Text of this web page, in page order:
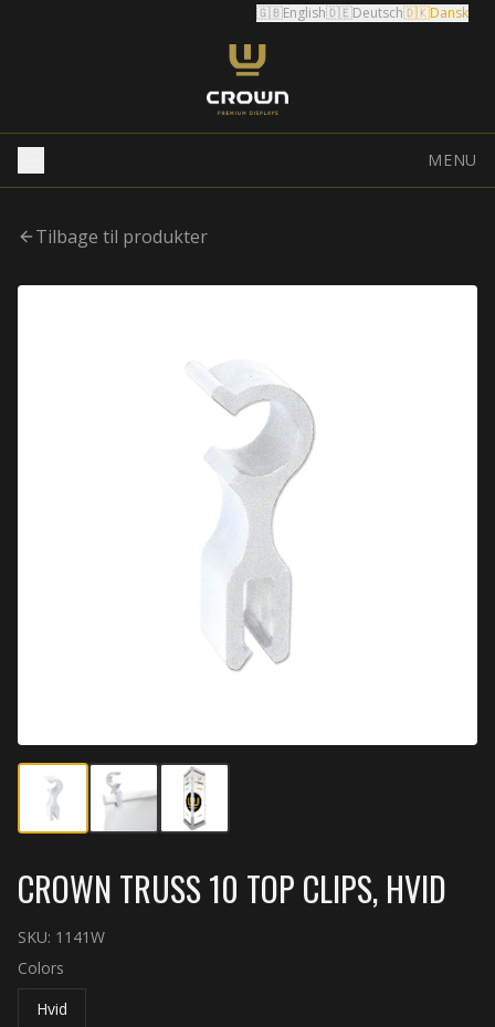
🇬🇧English🇩🇪Deutsch🇩🇰Dansk
MENU
Tilbage til produkter
CROWN TRUSS 10 TOP CLIPS, HVID
SKU: 1141W
Colors
Hvid